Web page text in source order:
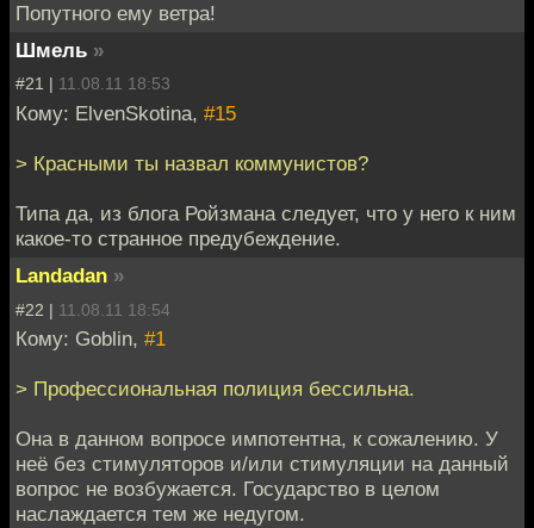
Попутного ему ветра!
Шмель »
#21 | 11.08.11 18:53
Кому: ElvenSkotina, #15
> Красными ты назвал коммунистов?
Типа да, из блога Ройзмана следует, что у него к ним
какое-то странное предубеждение.
Landadan »
#22 | 11.08.11 18:54
Кому: Goblin, #1
> Профессиональная полиция бессильна.
Она в данном вопросе импотентна, к сожалению. У
неё без стимуляторов и/или стимуляции на данный
вопрос не возбужается. Государство в целом
наслаждается тем же недугом.